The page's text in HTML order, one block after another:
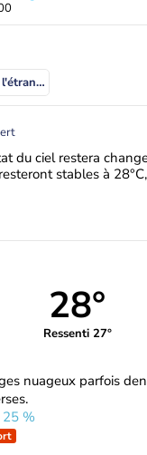
Actualités Météo à l'étranger
du ciel restera
stables à
28°
Ressenti 27°
nuageux parfois
25 %